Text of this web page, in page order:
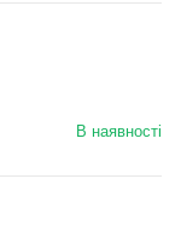
В наявності